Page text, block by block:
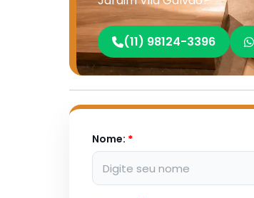
(11) 98124-3396
Nome: *